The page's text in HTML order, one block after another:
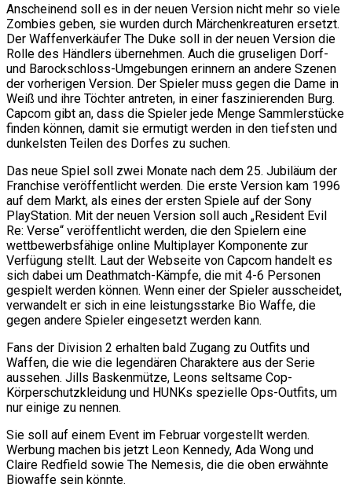
Anscheinend soll es in der neuen Version nicht mehr so viele
Zombies geben, sie wurden durch Märchenkreaturen ersetzt.
Der Waffenverkäufer The Duke soll in der neuen Version die
Rolle des Händlers übernehmen. Auch die gruseligen Dorf-
und Barockschloss-Umgebungen erinnern an andere Szenen
der vorherigen Version. Der Spieler muss gegen die Dame in
Weiß und ihre Töchter antreten, in einer faszinierenden Burg.
Capcom gibt an, dass die Spieler jede Menge Sammlerstücke
finden können, damit sie ermutigt werden in den tiefsten und
dunkelsten Teilen des Dorfes zu suchen.
Das neue Spiel soll zwei Monate nach dem 25. Jubiläum der
Franchise veröffentlicht werden. Die erste Version kam 1996
auf dem Markt, als eines der ersten Spiele auf der Sony
PlayStation. Mit der neuen Version soll auch „Resident Evil
Re: Verse“ veröffentlicht werden, die den Spielern eine
wettbewerbsfähige online Multiplayer Komponente zur
Verfügung stellt. Laut der Webseite von Capcom handelt es
sich dabei um Deathmatch-Kämpfe, die mit 4-6 Personen
gespielt werden können. Wenn einer der Spieler ausscheidet,
verwandelt er sich in eine leistungsstarke Bio Waffe, die
gegen andere Spieler eingesetzt werden kann.
Fans der Division 2 erhalten bald Zugang zu Outfits und
Waffen, die wie die legendären Charaktere aus der Serie
aussehen. Jills Baskenmütze, Leons seltsame Cop-
Körperschutzkleidung und HUNKs spezielle Ops-Outfits, um
nur einige zu nennen.
Sie soll auf einem Event im Februar vorgestellt werden.
Werbung machen bis jetzt Leon Kennedy, Ada Wong und
Claire Redfield sowie The Nemesis, die die oben erwähnte
Biowaffe sein könnte.